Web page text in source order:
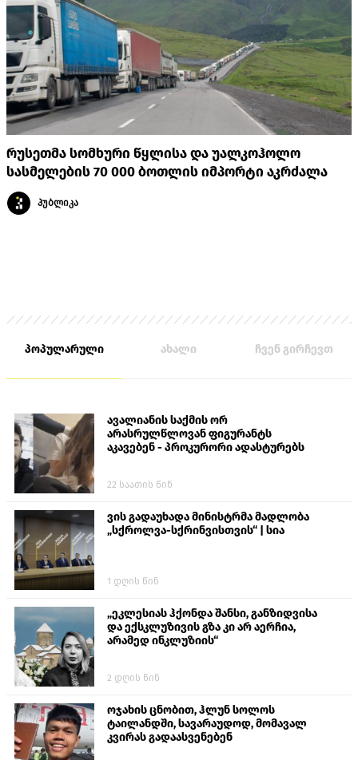
რუსეთმა სომხური წყლისა და უალკოჰოლო
სასმელების 70 000 ბოთლის იმპორტი აკრძალა
პუბლიკა
პოპულარული ახალი ჩვენ გირჩევთ
ავალიანის საქმის ორ
არასრულწლოვან ფიგურანტს
აკავებენ - პროკურორი ადასტურებს
22 საათის წინ
ვის გადაუხადა მინისტრმა მადლობა
„სქროლვა-სქრინვისთვის“ | სია
1 დღის წინ
„ეკლესიას ჰქონდა შანსი, განზიდვისა
და ექსკლუზივის გზა კი არ აერჩია,
არამედ ინკლუზიის“
2 დღის წინ
ოჯახის ცნობით, ჰლუნ სოლოს
ტაილანდში, სავარაუდოდ, მომავალ
კვირას გადაასვენებენ